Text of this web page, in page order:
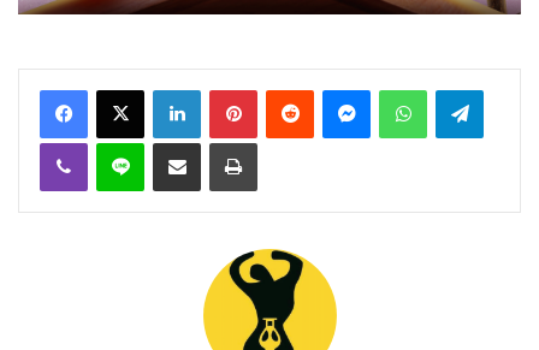
FacebookX Linkedin PinterestReddit MessengerWhatsAppTelegram
Viber Ligne Partager par email Imprimer